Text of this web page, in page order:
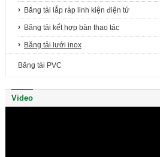
Băng tải lắp ráp linh kiện điện tử
Băng tải kết hợp bàn thao tác
Băng tải lưới inox
Băng tải PVC
Video